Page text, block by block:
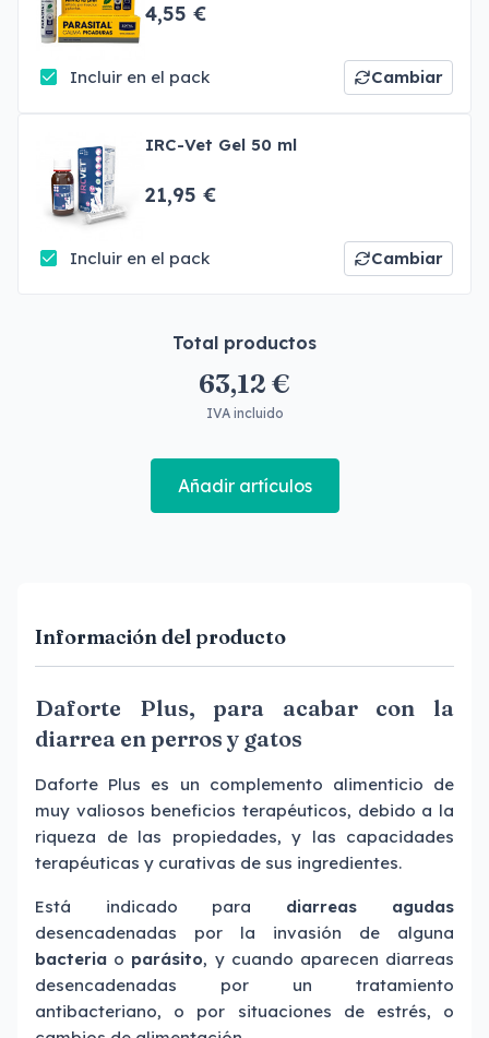
4,55 €
Incluir en el pack Cambiar
IRC-Vet Gel 50 ml
21,95 €
Incluir en el pack Cambiar
Total productos
63,12 €
IVA incluido
Añadir artículos
Información del producto
Daforte Plus, para acabar con la
diarrea en perros y gatos
Daforte Plus es un complemento alimenticio de
muy valiosos beneficios terapéuticos, debido a la
riqueza de las propiedades, y las capacidades
terapéuticas y curativas de sus ingredientes.
Está indicado para diarreas agudas
desencadenadas por la invasión de alguna
bacteria o parásito, y cuando aparecen diarreas
desencadenadas por un tratamiento
antibacteriano, o por situaciones de estrés, o